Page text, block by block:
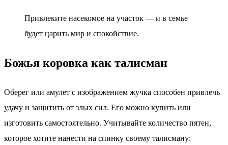
Привлеките насекомое на участок — и в семье
будет царить мир и спокойствие.
Божья коровка как талисман
Оберег или амулет с изображением жучка способен привлечь
удачу и защитить от злых сил. Его можно купить или
изготовить самостоятельно. Учитывайте количество пятен,
которое хотите нанести на спинку своему талисману: